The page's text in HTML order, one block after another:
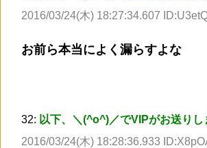
2016/03/24(木) 18:27:34.607
お前ら本当によく漏らすよな
32: 以下、＼(^o^)／でVIPがお送りし
2016/03/24(木) 18:28:36.933